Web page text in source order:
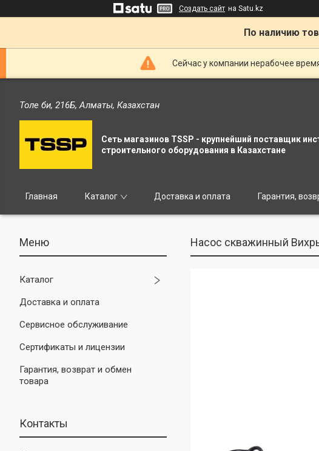
Создать сайт на Satu.kz
По наличию
Сейчас у компании нерабочее
Толе би, 216Б, Алматы, Казахстан
Сеть магазинов TSSP - крупнейший поставщик
строительного оборудования в Казахстане
Главная Каталог Доставка и оплата Гарантия,
Каталог
Доставка и оплата
Сервисное обслуживание
Сертификаты и лицензии
Гарантия, возврат и обмен
товара
Контакты
Насос скважинный